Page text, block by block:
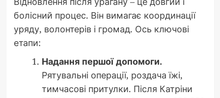
болісний процес. Він вимагає координації
уряду, волонтерів і громад. Ось ключові
етапи:
Надання першої допомоги.
Рятувальні операції, роздача їжі,
тимчасові притулки. Після Катріни